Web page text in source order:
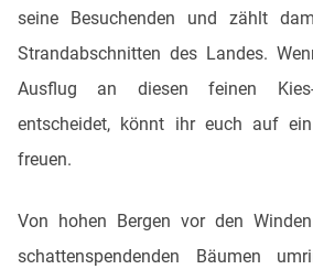
seine Besuchenden und zählt
Strandabschnitten des Landes.
Ausflug an diesen feinen
entscheidet, könnt ihr euch auf
freuen.
Von hohen Bergen vor den
schattenspendenden Bäumen